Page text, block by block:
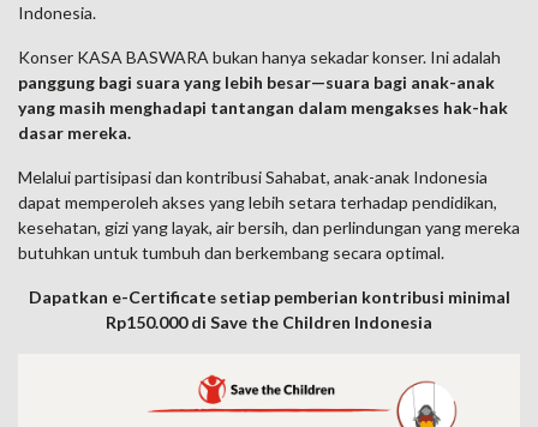
Indonesia.
Konser KASA BASWARA bukan hanya sekadar konser. Ini adalah
panggung bagi suara yang lebih besar—suara bagi anak-anak
yang masih menghadapi tantangan dalam mengakses hak-hak
dasar mereka.
Melalui partisipasi dan kontribusi Sahabat, anak-anak Indonesia
dapat memperoleh akses yang lebih setara terhadap pendidikan,
kesehatan, gizi yang layak, air bersih, dan perlindungan yang mereka
butuhkan untuk tumbuh dan berkembang secara optimal.
Dapatkan e-Certificate setiap pemberian kontribusi minimal
Rp150.000 di Save the Children Indonesia